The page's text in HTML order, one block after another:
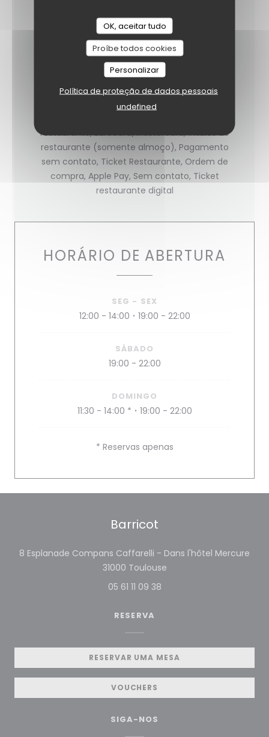
OK, aceitar tudo
Proíbe todos cookies
Personalizar
Política de proteção de dados pessoais
undefined
Caseiro
SERVIÇOS
Esplanada
MÉTODOS DE PAGAMENTO
Cartão Azul, American Express, Cheques,
restaurante, Eurocard/Mastercard, Títulos de
restaurante (somente almoço), Pagamento
sem contato, Ticket Restaurante, Ordem de
compra, Apple Pay, Sem contato, Ticket
restaurante digital
HORÁRIO DE ABERTURA
SEG - SEX
12:00 - 14:00 • 19:00 - 22:00
SÁBADO
19:00 - 22:00
DOMINGO
11:30 - 14:00 * • 19:00 - 22:00
* Reservas apenas
Barricot
8 Esplanade Compans Caffarelli - Dans l'hôtel Mercure
31000 Toulouse((abre numa nova
05 61 11 09 38
RESERVA
RESERVAR UMA MESA
VOUCHERS
SIGA-NOS